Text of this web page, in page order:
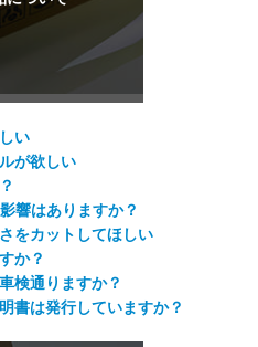
い
が欲しい
響はありますか？
をカットしてほしい
か？
検通りますか？
書は発行していますか？